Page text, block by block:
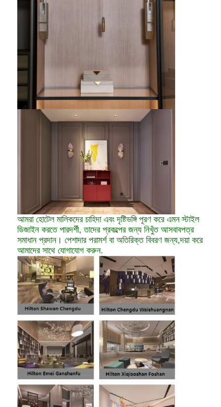
আমরা হোটেল মালিকদের চাহিদা এবং দৃষ্টিভঙ্গি পূরণ করে এমন স্টাইল
ডিজাইন করতে পারদর্শী, তাদের প্রকল্পের জন্য নিখুঁত আসবাবপত্র
সমাধান প্রদান। পেশাদার পরামর্শ বা অতিরিক্ত বিবরণ জন্য,দয়া করে
আমাদের সাথে যোগাযোগ করুন.